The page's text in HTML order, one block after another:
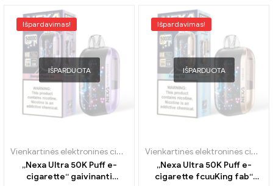
Išpardavimas!
IŠPARDUOTA
Vienkartinės elektroninės cigaretės Portugalija , Vienkartinės
„Nexa Ultra 50K Puff e-
cigarette“ gaivinanti
Išpardavimas!
IŠPARDUOTA
Vienkartinės elektroninės cigaretės Portugalija
„Nexa Ultra 50K Puff e-
cigarette fcuuKing fab“